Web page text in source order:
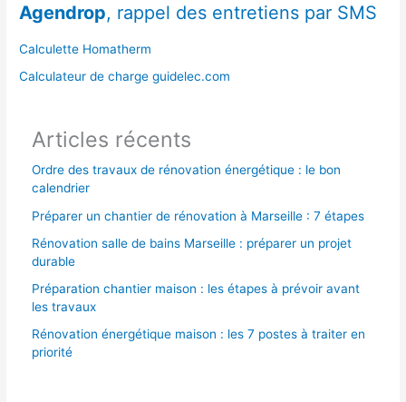
c
h
:
Agendrop, rappel des entretiens par SMS
Calculette Homatherm
Calculateur de charge guidelec.com
Articles récents
Ordre des travaux de rénovation énergétique : le bon
calendrier
Préparer un chantier de rénovation à Marseille : 7 étapes
Rénovation salle de bains Marseille : préparer un projet
durable
Préparation chantier maison : les étapes à prévoir avant
les travaux
Rénovation énergétique maison : les 7 postes à traiter en
priorité